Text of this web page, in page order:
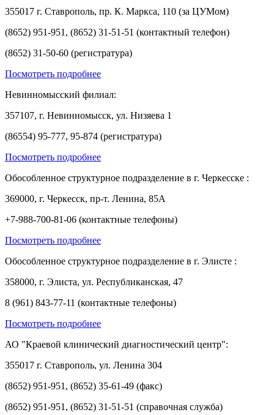
355017 г. Ставрополь, пр. К. Маркса, 110 (за ЦУМом)
(8652) 951-951, (8652) 31-51-51 (контактный телефон)
(8652) 31-50-60 (регистратура)
Посмотреть подробнее
Невинномысский филиал:
357107, г. Невинномысск, ул. Низяева 1
(86554) 95-777, 95-874 (регистратура)
Посмотреть подробнее
Обособленное структурное подразделение в г. Черкесске :
369000, г. Черкесск, пр-т. Ленина, 85А
+7-988-700-81-06 (контактные телефоны)
Посмотреть подробнее
Обособленное структурное подразделение в г. Элисте :
358000, г. Элиста, ул. Республиканская, 47
8 (961) 843-77-11 (контактные телефоны)
Посмотреть подробнее
АО "Краевой клинический диагностический центр":
355017 г. Ставрополь, ул. Ленина 304
(8652) 951-951, (8652) 35-61-49 (факс)
(8652) 951-951, (8652) 31-51-51 (справочная служба)